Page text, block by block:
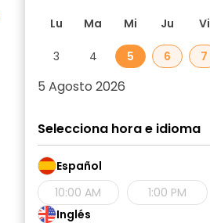
Lu Ma Mi Ju Vi
3 4 5 6 7
5 Agosto 2026
Selecciona hora e idioma
Español
10:00 AM
1:00 PM
Inglés